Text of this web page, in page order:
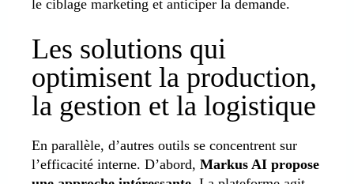
le ciblage marketing et anticiper la demande.
Les solutions qui
optimisent la production,
la gestion et la logistique
En parallèle, d’autres outils se concentrent sur
l’efficacité interne. D’abord, Markus AI propose